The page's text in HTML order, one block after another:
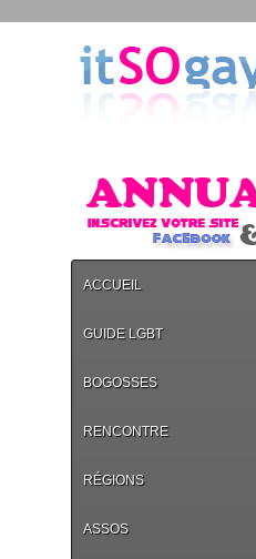
ACCUEIL
GUIDE LGBT
BOGOSSES
RENCONTRE
RÉGIONS
ASSOS